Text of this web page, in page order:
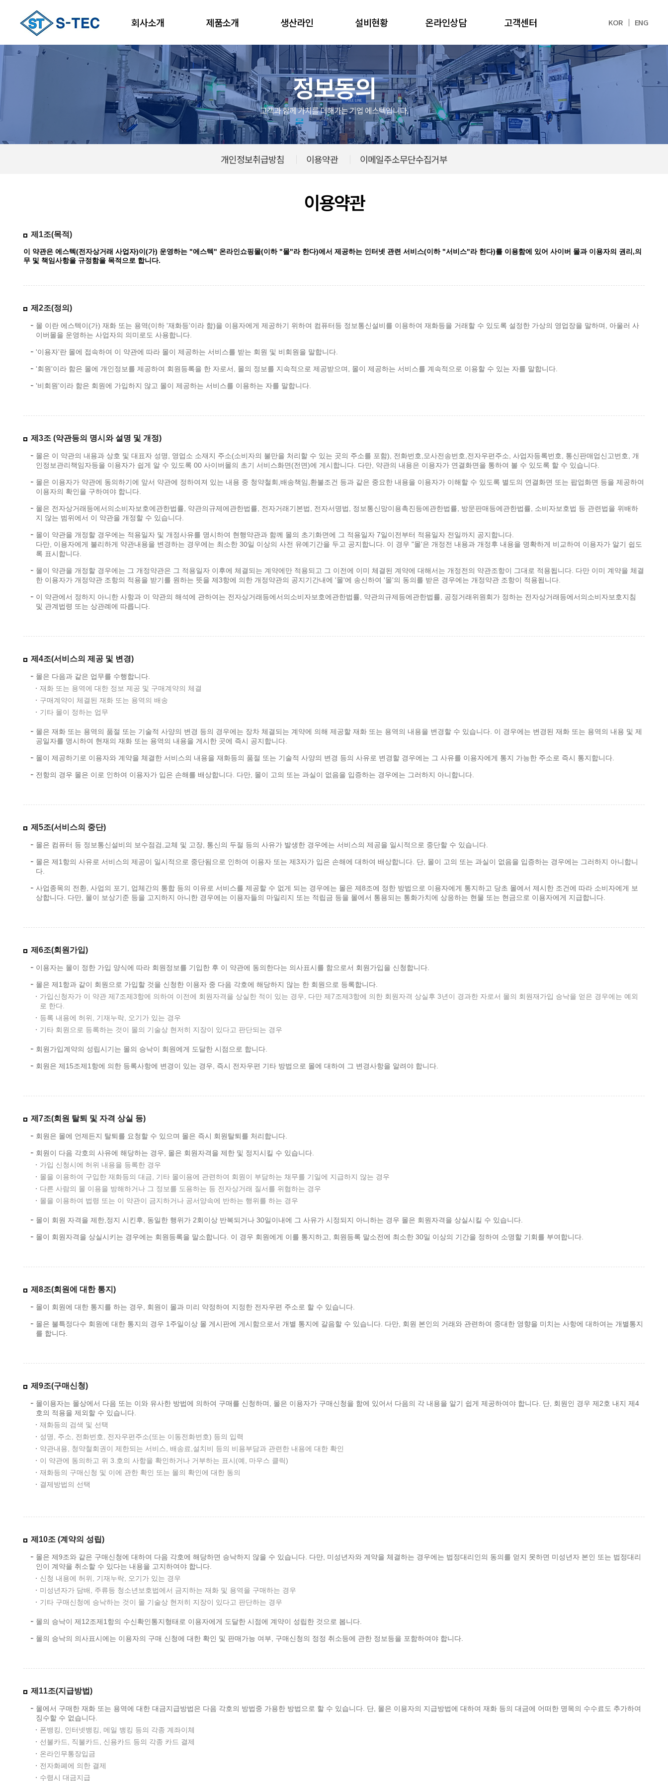
회사소개 제품소개 생산라인 설비현황 온라인상담 고객센터 KOR ENG
정보동의
고객과 함께 가치를 더해가는 기업 에스텍입니다.
개인정보취급방침 이용약관 이메일주소무단수집거부
이용약관
제1조(목적)
이 약관은 에스텍(전자상거래 사업자)이(가) 운영하는 "에스텍" 온라인쇼핑몰(이하 "몰"라 한다)에서 제공하는 인터넷 관련 서비스(이하 "서비스"라 한다)를 이용함에 있어 사이버 몰과 이용자의 권리,의
무 및 책임사항을 규정함을 목적으로 합니다.
제2조(정의)
몰 이란 에스텍이(가) 재화 또는 용역(이하 '재화등'이라 함)을 이용자에게 제공하기 위하여 컴퓨터등 정보통신설비를 이용하여 재화등을 거래할 수 있도록 설정한 가상의 영업장을 말하며, 아울러 사
이버몰을 운영하는 사업자의 의미로도 사용합니다.
'이용자'란 몰에 접속하여 이 약관에 따라 몰이 제공하는 서비스를 받는 회원 및 비회원을 말합니다.
'회원'이라 함은 몰에 개인정보를 제공하여 회원등록을 한 자로서, 몰의 정보를 지속적으로 제공받으며, 몰이 제공하는 서비스를 계속적으로 이용할 수 있는 자를 말합니다.
'비회원'이라 함은 회원에 가입하지 않고 몰이 제공하는 서비스를 이용하는 자를 말합니다.
제3조 (약관등의 명시와 설명 및 개정)
몰은 이 약관의 내용과 상호 및 대표자 성명, 영업소 소재지 주소(소비자의 불만을 처리할 수 있는 곳의 주소를 포함), 전화번호,모사전송번호,전자우편주소, 사업자등록번호, 통신판매업신고번호, 개
인정보관리책임자등을 이용자가 쉽게 알 수 있도록 00 사이버몰의 초기 서비스화면(전면)에 게시합니다. 다만, 약관의 내용은 이용자가 연결화면을 통하여 볼 수 있도록 할 수 있습니다.
몰은 이용자가 약관에 동의하기에 앞서 약관에 정하여져 있는 내용 중 청약철회,배송책임,환불조건 등과 같은 중요한 내용을 이용자가 이해할 수 있도록 별도의 연결화면 또는 팝업화면 등을 제공하여
이용자의 확인을 구하여야 합니다.
몰은 전자상거래등에서의소비자보호에관한법률, 약관의규제에관한법률, 전자거래기본법, 전자서명법, 정보통신망이용촉진등에관한법률, 방문판매등에관한법률, 소비자보호법 등 관련법을 위배하
지 않는 범위에서 이 약관을 개정할 수 있습니다.
몰이 약관을 개정할 경우에는 적용일자 및 개정사유를 명시하여 현행약관과 함께 몰의 초기화면에 그 적용일자 7일이전부터 적용일자 전일까지 공지합니다.
다만, 이용자에게 불리하게 약관내용을 변경하는 경우에는 최소한 30일 이상의 사전 유예기간을 두고 공지합니다. 이 경우 "몰'은 개정전 내용과 개정후 내용을 명확하게 비교하여 이용자가 알기 쉽도
록 표시합니다.
몰이 약관을 개정할 경우에는 그 개정약관은 그 적용일자 이후에 체결되는 계약에만 적용되고 그 이전에 이미 체결된 계약에 대해서는 개정전의 약관조항이 그대로 적용됩니다. 다만 이미 계약을 체결
한 이용자가 개정약관 조항의 적용을 받기를 원하는 뜻을 제3항에 의한 개정약관의 공지기간내에 '몰'에 송신하여 '몰'의 동의를 받은 경우에는 개정약관 조항이 적용됩니다.
이 약관에서 정하지 아니한 사항과 이 약관의 해석에 관하여는 전자상거래등에서의소비자보호에관한법률, 약관의규제등에관한법률, 공정거래위원회가 정하는 전자상거래등에서의소비자보호지침
및 관계법령 또는 상관례에 따릅니다.
제4조(서비스의 제공 및 변경)
몰은 다음과 같은 업무를 수행합니다.
재화 또는 용역에 대한 정보 제공 및 구매계약의 체결
구매계약이 체결된 재화 또는 용역의 배송
기타 몰이 정하는 업무
몰은 재화 또는 용역의 품절 또는 기술적 사양의 변경 등의 경우에는 장차 체결되는 계약에 의해 제공할 재화 또는 용역의 내용을 변경할 수 있습니다. 이 경우에는 변경된 재화 또는 용역의 내용 및 제
공일자를 명시하여 현재의 재화 또는 용역의 내용을 게시한 곳에 즉시 공지합니다.
몰이 제공하기로 이용자와 계약을 체결한 서비스의 내용을 재화등의 품절 또는 기술적 사양의 변경 등의 사유로 변경할 경우에는 그 사유를 이용자에게 통지 가능한 주소로 즉시 통지합니다.
전항의 경우 몰은 이로 인하여 이용자가 입은 손해를 배상합니다. 다만, 몰이 고의 또는 과실이 없음을 입증하는 경우에는 그러하지 아니합니다.
제5조(서비스의 중단)
몰은 컴퓨터 등 정보통신설비의 보수점검,교체 및 고장, 통신의 두절 등의 사유가 발생한 경우에는 서비스의 제공을 일시적으로 중단할 수 있습니다.
몰은 제1항의 사유로 서비스의 제공이 일시적으로 중단됨으로 인하여 이용자 또는 제3자가 입은 손해에 대하여 배상합니다. 단, 몰이 고의 또는 과실이 없음을 입증하는 경우에는 그러하지 아니합니
다.
사업종목의 전환, 사업의 포기, 업체간의 통합 등의 이유로 서비스를 제공할 수 없게 되는 경우에는 몰은 제8조에 정한 방법으로 이용자에게 통지하고 당초 몰에서 제시한 조건에 따라 소비자에게 보
상합니다. 다만, 몰이 보상기준 등을 고지하지 아니한 경우에는 이용자들의 마일리지 또는 적립금 등을 몰에서 통용되는 통화가치에 상응하는 현물 또는 현금으로 이용자에게 지급합니다.
제6조(회원가입)
이용자는 몰이 정한 가입 양식에 따라 회원정보를 기입한 후 이 약관에 동의한다는 의사표시를 함으로서 회원가입을 신청합니다.
몰은 제1항과 같이 회원으로 가입할 것을 신청한 이용자 중 다음 각호에 해당하지 않는 한 회원으로 등록합니다.
가입신청자가 이 약관 제7조제3항에 의하여 이전에 회원자격을 상실한 적이 있는 경우, 다만 제7조제3항에 의한 회원자격 상실후 3년이 경과한 자로서 몰의 회원재가입 승낙을 얻은 경우에는 예외
로 한다.
등록 내용에 허위, 기재누락, 오기가 있는 경우
기타 회원으로 등록하는 것이 몰의 기술상 현저히 지장이 있다고 판단되는 경우
회원가입계약의 성립시기는 몰의 승낙이 회원에게 도달한 시점으로 합니다.
회원은 제15조제1항에 의한 등록사항에 변경이 있는 경우, 즉시 전자우편 기타 방법으로 몰에 대하여 그 변경사항을 알려야 합니다.
제7조(회원 탈퇴 및 자격 상실 등)
회원은 몰에 언제든지 탈퇴를 요청할 수 있으며 몰은 즉시 회원탈퇴를 처리합니다.
회원이 다음 각호의 사유에 해당하는 경우, 몰은 회원자격을 제한 및 정지시킬 수 있습니다.
가입 신청시에 허위 내용을 등록한 경우
몰을 이용하여 구입한 재화등의 대금, 기타 몰이용에 관련하여 회원이 부담하는 채무를 기일에 지급하지 않는 경우
다른 사람의 몰 이용을 방해하거나 그 정보를 도용하는 등 전자상거래 질서를 위협하는 경우
몰을 이용하여 법령 또는 이 약관이 금지하거나 공서양속에 반하는 행위를 하는 경우
몰이 회원 자격을 제한,정지 시킨후, 동일한 행위가 2회이상 반복되거나 30일이내에 그 사유가 시정되지 아니하는 경우 몰은 회원자격을 상실시킬 수 있습니다.
몰이 회원자격을 상실시키는 경우에는 회원등록을 말소합니다. 이 경우 회원에게 이를 통지하고, 회원등록 말소전에 최소한 30일 이상의 기간을 정하여 소명할 기회를 부여합니다.
제8조(회원에 대한 통지)
몰이 회원에 대한 통지를 하는 경우, 회원이 몰과 미리 약정하여 지정한 전자우편 주소로 할 수 있습니다.
몰은 불특정다수 회원에 대한 통지의 경우 1주일이상 몰 게시판에 게시함으로서 개별 통지에 갈음할 수 있습니다. 다만, 회원 본인의 거래와 관련하여 중대한 영향을 미치는 사항에 대하여는 개별통지
를 합니다.
제9조(구매신청)
몰이용자는 몰상에서 다음 또는 이와 유사한 방법에 의하여 구매를 신청하며, 몰은 이용자가 구매신청을 함에 있어서 다음의 각 내용을 알기 쉽게 제공하여야 합니다. 단, 회원인 경우 제2호 내지 제4
호의 적용을 제외할 수 있습니다.
재화등의 검색 및 선택
성명, 주소, 전화번호, 전자우편주소(또는 이동전화번호) 등의 입력
약관내용, 청약철회권이 제한되는 서비스, 배송료,설치비 등의 비용부담과 관련한 내용에 대한 확인
이 약관에 동의하고 위 3.호의 사항을 확인하거나 거부하는 표시(예, 마우스 클릭)
재화등의 구매신청 및 이에 관한 확인 또는 몰의 확인에 대한 동의
결제방법의 선택
제10조 (계약의 성립)
몰은 제9조와 같은 구매신청에 대하여 다음 각호에 해당하면 승낙하지 않을 수 있습니다. 다만, 미성년자와 계약을 체결하는 경우에는 법정대리인의 동의를 얻지 못하면 미성년자 본인 또는 법정대리
인이 계약을 취소할 수 있다는 내용을 고지하여야 합니다.
신청 내용에 허위, 기재누락, 오기가 있는 경우
미성년자가 담배, 주류등 청소년보호법에서 금지하는 재화 및 용역을 구매하는 경우
기타 구매신청에 승낙하는 것이 몰 기술상 현저히 지장이 있다고 판단하는 경우
몰의 승낙이 제12조제1항의 수신확인통지형태로 이용자에게 도달한 시점에 계약이 성립한 것으로 봅니다.
몰의 승낙의 의사표시에는 이용자의 구매 신청에 대한 확인 및 판매가능 여부, 구매신청의 정정 취소등에 관한 정보등을 포함하여야 합니다.
제11조(지급방법)
몰에서 구매한 재화 또는 용역에 대한 대금지급방법은 다음 각호의 방법중 가용한 방법으로 할 수 있습니다. 단, 몰은 이용자의 지급방법에 대하여 재화 등의 대금에 어떠한 명목의 수수료도 추가하여
징수할 수 없습니다.
폰뱅킹, 인터넷뱅킹, 메일 뱅킹 등의 각종 계좌이체
선불카드, 직불카드, 신용카드 등의 각종 카드 결제
온라인무통장입금
전자화폐에 의한 결제
수령시 대금지급